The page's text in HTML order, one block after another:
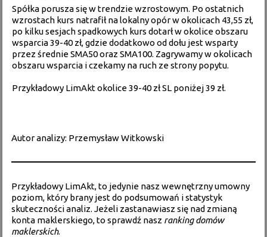
Spółka porusza się w trendzie wzrostowym. Po ostatnich
wzrostach kurs natrafił na lokalny opór w okolicach 43,55 zł,
po kilku sesjach spadkowych kurs dotarł w okolice obszaru
wsparcia 39-40 zł, gdzie dodatkowo od dołu jest wsparty
przez średnie SMA50 oraz SMA100. Zagrywamy w okolicach
obszaru wsparcia i czekamy na ruch ze strony popytu.
Przykładowy LimAkt okolice 39-40 zł SL poniżej 39 zł.
Autor analizy: Przemysław Witkowski
Przykładowy LimAkt, to jedynie nasz wewnętrzny umowny
poziom, który brany jest do podsumowań i statystyk
skuteczności analiz. Jeżeli zastanawiasz się nad zmianą
konta maklerskiego, to sprawdź nasz ranking domów
maklerskich.